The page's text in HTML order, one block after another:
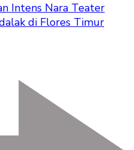
Intens Nara Teater
di Flores Timur